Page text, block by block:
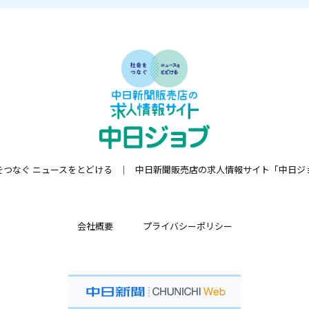
つなぐ ニュースをとどける 中日新聞販売店の求人情報サイト「中日ジ
会社概要 プライバシーポリシー